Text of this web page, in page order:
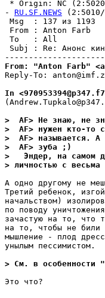
* Origin: NC
- RU.SF.NEWS
Msg  :
From : Anton
To   : All
Subj :
From: "Anton Farb"
Reply-To:
In
>  AF> Не знаю, не
>  AF> нужен кто-то
>  AF> называется. А
>  AF> зуба ;)
>   Эндер, на самом
> личностью с весьма
А одно другому не
Третий ребенок,
начальством)
по поводу
зачастую на то, что
на то, чтобы не били
мышление - плод
унылым пессимистом.
> См. в особенности
Это что?